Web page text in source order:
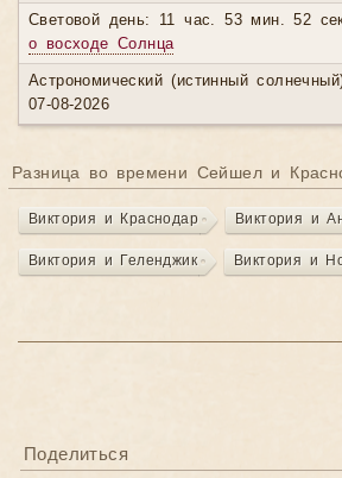
Световой день: 11 час. 53 мин. 52
о восходе Солнца
Астрономический (истинный
07-08-2026
Разница во времени Сейшел и
Виктория и Краснодар Виктория и
Виктория и Геленджик Виктория и
Поделиться